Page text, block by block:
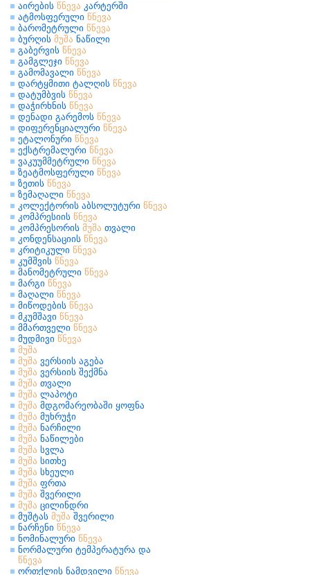
აირების წნევა კარტერში
ატმოსფერული წნევა
ბარომეტრული წნევა
ბურღის მუშა ნაწილი
გაბერვის წნევა
გამგლეჯი წნევა
გამომავალი წნევა
დარტყმითი ტალღის წნევა
დატუმბვის წნევა
დაჭირხნის წნევა
დენადი გარემოს წნევა
დიფერენციალური წნევა
ეტალონური წნევა
ექსტრემალური წნევა
ვაკუუმმეტრული წნევა
ზეატმოსფერული წნევა
ზეთის წნევა
ზემაღალი წნევა
კოლექტორის აბსოლუტური წნევა
კომპრესიის წნევა
კომპრესორის მუშა თვალი
კონდენსაციის წნევა
კრიტიკული წნევა
კუმშვის წნევა
მანომეტრული წნევა
მარგი წნევა
მაღალი წნევა
მიწოდების წნევა
მკუმშავი წნევა
მმართველი წნევა
მუდმივი წნევა
მუშა
მუშა ვერსიის აგება
მუშა ვერსიის შექმნა
მუშა თვალი
მუშა ლაპოტი
მუშა მდგომარეობაში ყოფნა
მუშა მუხრუჭი
მუშა ნარჩილი
მუშა ნაწილები
მუშა სვლა
მუშა სითხე
მუშა სხეული
მუშა ფრთა
მუშა შვერილი
მუშა ცილინდრი
მუშტას მუშა შვერილი
ნარჩენი წნევა
ნომინალური წნევა
ნორმალური ტემპერატურა და
წნევა
ორთქლის ნამდვილი წნევა